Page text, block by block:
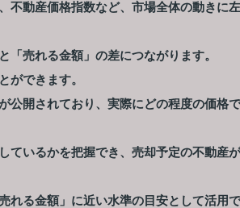
不動産価格指数など、市場全体の動きに左
売れる金額」の差につながります。
ができます。
公開されており、実際にどの程度の価格で
ているかを把握でき、売却予定の不動産が
れる金額」に近い水準の目安として活用で